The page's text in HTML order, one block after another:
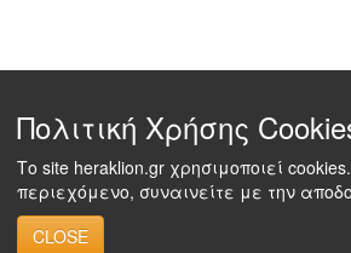
Πολιτική Χρήσης
Το site heraklion.gr χρησιμοποιεί
περιεχόμενο, συναινείτε με την
CLOSE